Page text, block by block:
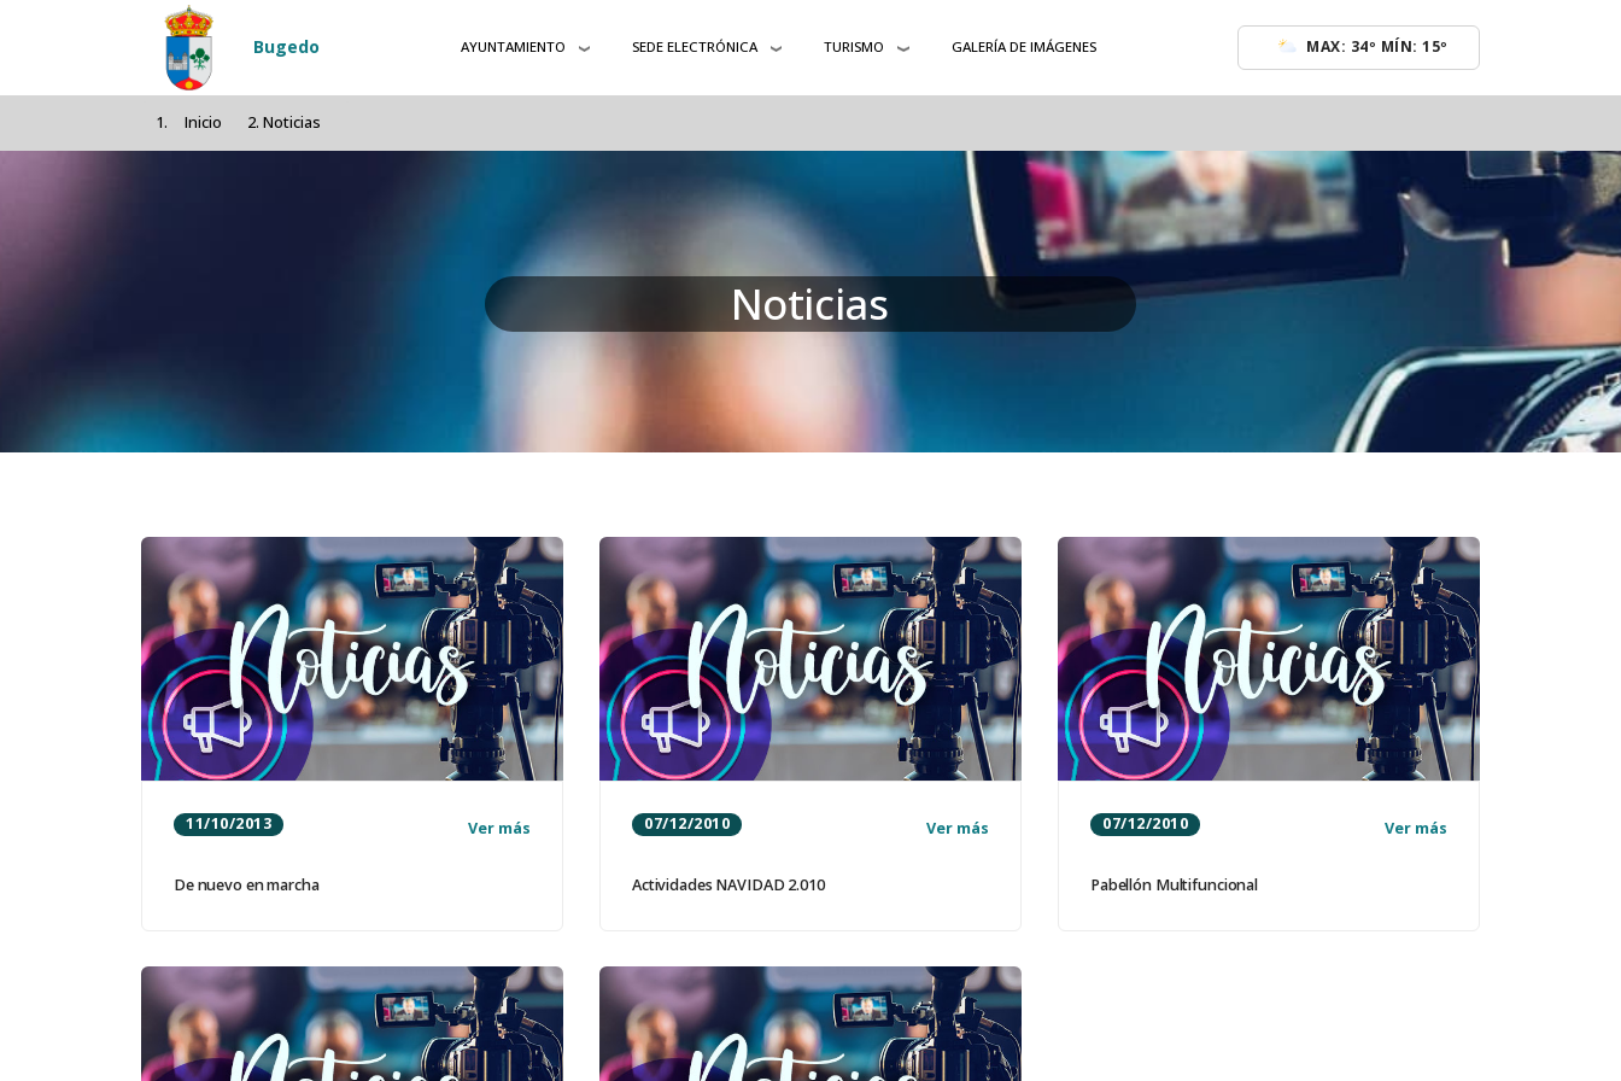
Pasar al contenido principal
Bugedo AYUNTAMIENTO SEDE ELECTRÓNICA TURISMO GALERÍA DE IMÁGENES MAX: 34º MÍN: 15º
Inicio Noticias
Noticias
11/10/2013 Ver más
De nuevo en marcha
07/12/2010 Ver más
Actividades NAVIDAD 2.010
07/12/2010 Ver más
Pabellón Multifuncional